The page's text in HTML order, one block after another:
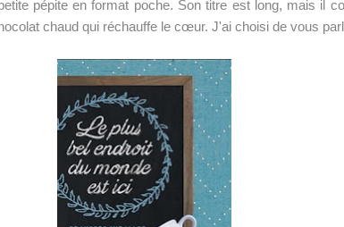
pépite en format poche. Son titre est long, mais il
chaud qui réchauffe le cœur. J'ai choisi de vous